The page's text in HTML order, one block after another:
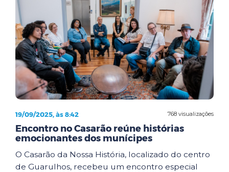
768 visualizações
19/09/2025, às 8:42
Encontro no Casarão reúne histórias
emocionantes dos munícipes
O Casarão da Nossa História, localizado do centro
de Guarulhos, recebeu um encontro especial